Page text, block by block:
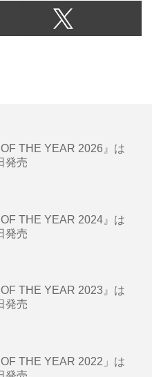
OF THE YEAR 2026』は
発売
OF THE YEAR 2024』は
発売
OF THE YEAR 2023』は
発売
OF THE YEAR 2022」は